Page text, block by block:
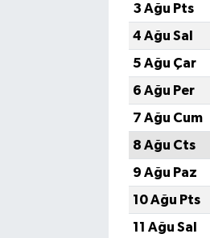
3 Ağu Pts
4 Ağu Sal
5 Ağu Çar
6 Ağu Per
7 Ağu Cum
8 Ağu Cts
9 Ağu Paz
10 Ağu Pts
11 Ağu Sal